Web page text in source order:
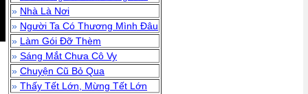
» Nhà Là Nơi
» Người Ta Có Thương Mình Đâu
» Làm Gói Đỡ Thèm
» Sáng Mắt Chưa Cô Vy
» Chuyện Cũ Bỏ Qua
» Thấy Tết Lớn, Mừng Tết Lớn